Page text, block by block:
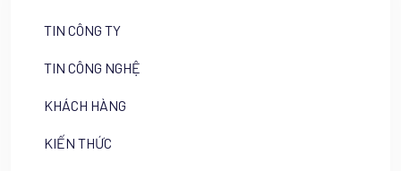
TIN CÔNG TY
TIN CÔNG NGHỆ
KHÁCH HÀNG
KIẾN THỨC